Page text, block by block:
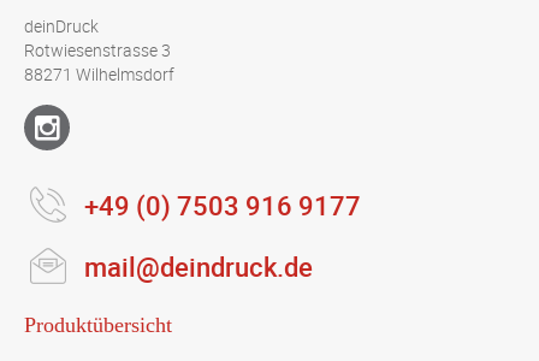
deinDruck
Rotwiesenstrasse 3
88271 Wilhelmsdorf
+49 (0) 7503 916 9177
mail@deindruck.de
Produktübersicht